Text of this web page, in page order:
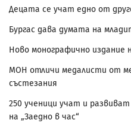
Децата се учат едно от
Бургас дава думата на
Ново монографично издание
МОН отличи медалисти от
състезания
250 ученици учат и
на „Заедно в час“